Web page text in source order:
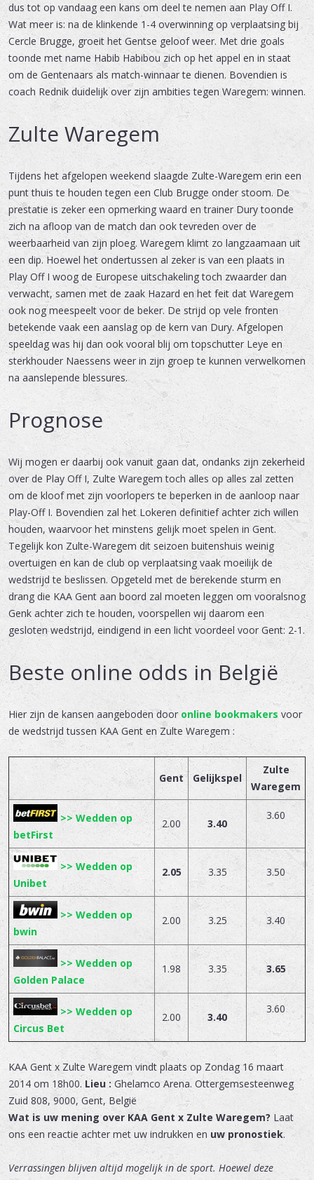
dus tot op vandaag een kans om deel te nemen aan Play Off I.
Wat meer is: na de klinkende 1-4 overwinning op verplaatsing bij
Cercle Brugge, groeit het Gentse geloof weer. Met drie goals
toonde met name Habib Habibou zich op het appel en in staat
om de Gentenaars als match-winnaar te dienen. Bovendien is
coach Rednik duidelijk over zijn ambities tegen Waregem: winnen.
Zulte Waregem
Tijdens het afgelopen weekend slaagde Zulte-Waregem erin een
punt thuis te houden tegen een Club Brugge onder stoom. De
prestatie is zeker een opmerking waard en trainer Dury toonde
zich na afloop van de match dan ook tevreden over de
weerbaarheid van zijn ploeg. Waregem klimt zo langzaamaan uit
een dip. Hoewel het ondertussen al zeker is van een plaats in
Play Off I woog de Europese uitschakeling toch zwaarder dan
verwacht, samen met de zaak Hazard en het feit dat Waregem
ook nog meespeelt voor de beker. De strijd op vele fronten
betekende vaak een aanslag op de kern van Dury. Afgelopen
speeldag was hij dan ook vooral blij om topschutter Leye en
sterkhouder Naessens weer in zijn groep te kunnen verwelkomen
na aanslepende blessures.
Prognose
Wij mogen er daarbij ook vanuit gaan dat, ondanks zijn zekerheid
over de Play Off I, Zulte Waregem toch alles op alles zal zetten
om de kloof met zijn voorlopers te beperken in de aanloop naar
Play-Off I. Bovendien zal het Lokeren definitief achter zich willen
houden, waarvoor het minstens gelijk moet spelen in Gent.
Tegelijk kon Zulte-Waregem dit seizoen buitenshuis weinig
overtuigen en kan de club op verplaatsing vaak moeilijk de
wedstrijd te beslissen. Opgeteld met de berekende sturm en
drang die KAA Gent aan boord zal moeten leggen om vooralsnog
Genk achter zich te houden, voorspellen wij daarom een
gesloten wedstrijd, eindigend in een licht voordeel voor Gent: 2-1.
Beste online odds in België
Hier zijn de kansen aangeboden door online bookmakers voor
de wedstrijd tussen KAA Gent en Zulte Waregem :
Gent Gelijkspel
Zulte
Waregem
>> Wedden op
betFirst
2.00 3.40
3.60
>> Wedden op
Unibet
2.05 3.35 3.50
>> Wedden op
bwin
2.00 3.25 3.40
>> Wedden op
Golden Palace
1.98 3.35 3.65
>> Wedden op
Circus Bet
2.00 3.40
3.60
KAA Gent x Zulte Waregem vindt plaats op Zondag 16 maart
2014 om 18h00. Lieu : Ghelamco Arena. Ottergemsesteenweg
Zuid 808, 9000, Gent, België
Wat is uw mening over KAA Gent x Zulte Waregem? Laat
ons een reactie achter met uw indrukken en uw pronostiek.
Verrassingen blijven altijd mogelijk in de sport. Hoewel deze